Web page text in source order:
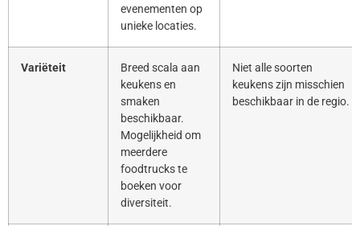
evenementen op
unieke locaties.
Variëteit
Breed scala aan
keukens en
smaken
beschikbaar.
Mogelijkheid om
meerdere
foodtrucks te
boeken voor
diversiteit.
Niet alle soorten
keukens zijn misschien
beschikbaar in de regio.